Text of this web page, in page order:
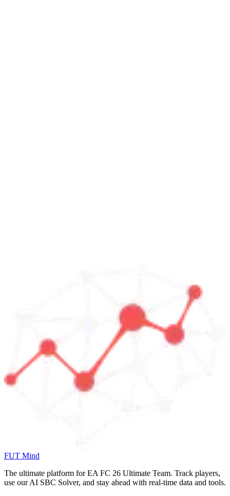
FUT Mind
The ultimate platform for EA FC 26 Ultimate Team. Track players,
use our AI SBC Solver, and stay ahead with real-time data and tools.